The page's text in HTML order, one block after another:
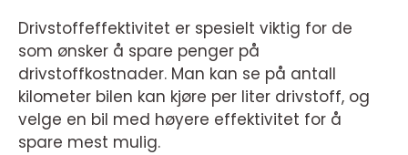
Drivstoffeffektivitet er spesielt viktig for de
som ønsker å spare penger på
drivstoffkostnader. Man kan se på antall
kilometer bilen kan kjøre per liter drivstoff, og
velge en bil med høyere effektivitet for å
spare mest mulig.